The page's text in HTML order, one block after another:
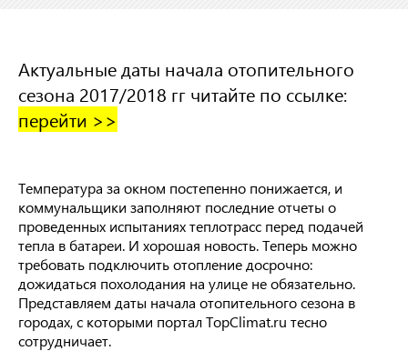
Актуальные даты начала отопительного
сезона 2017/2018 гг читайте по ссылке:
перейти >>
Температура за окном постепенно понижается, и
коммунальщики заполняют последние отчеты о
проведенных испытаниях теплотрасс перед подачей
тепла в батареи. И хорошая новость. Теперь можно
требовать подключить отопление досрочно:
дожидаться похолодания на улице не обязательно.
Представляем даты начала отопительного сезона в
городах, с которыми портал TopClimat.ru тесно
сотрудничает.